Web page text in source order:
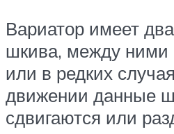
Вариатор имеет
шкива, между ними
или в редких
движении данные
сдвигаются или